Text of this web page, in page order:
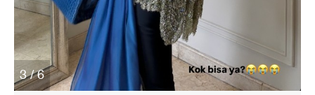
3 / 6